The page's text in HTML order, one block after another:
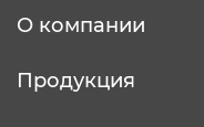
О компании
Продукция